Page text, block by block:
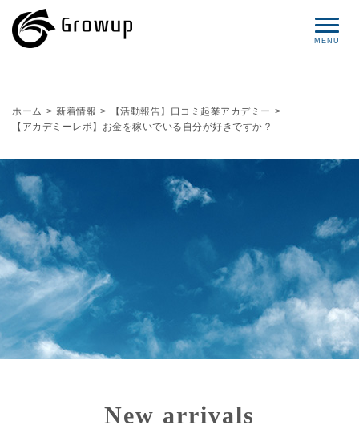
サービス
お問い合わせ
ホーム > 新着情報 > 【活動報告】口コミ起業アカデミー >
【アカデミーレポ】お金を稼いでいる自分が好きですか？
New arrivals